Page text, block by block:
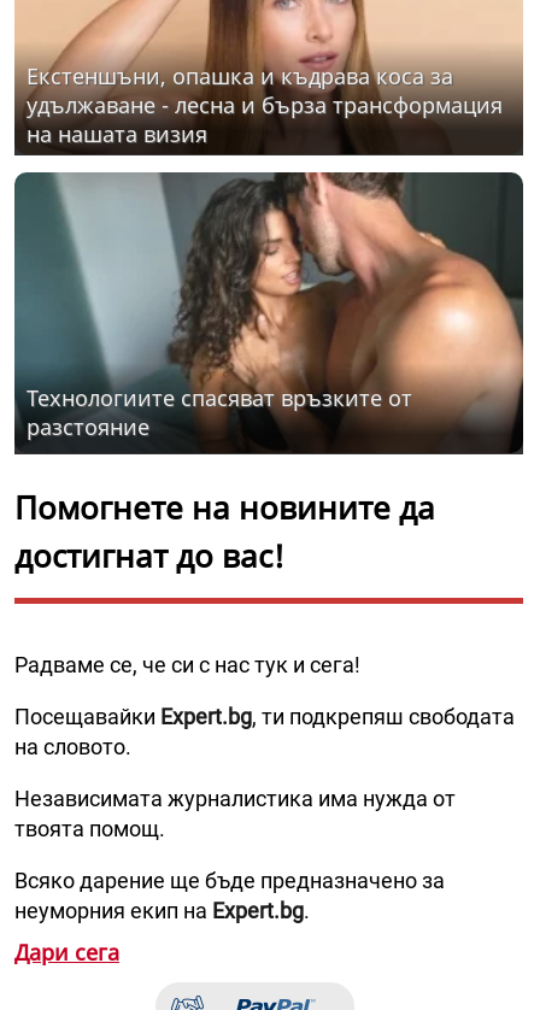
Екстеншъни, опашка и къдрава коса за
удължаване - лесна и бърза трансформация
на нашата визия
Технологиите спасяват връзките от
разстояние
Помогнете на новините да
достигнат до вас!
Радваме се, че си с нас тук и сега!
Посещавайки Expert.bg, ти подкрепяш свободата
на словото.
Независимата журналистика има нужда от
твоята помощ.
Всяко дарение ще бъде предназначено за
неуморния екип на Expert.bg.
Дари сега